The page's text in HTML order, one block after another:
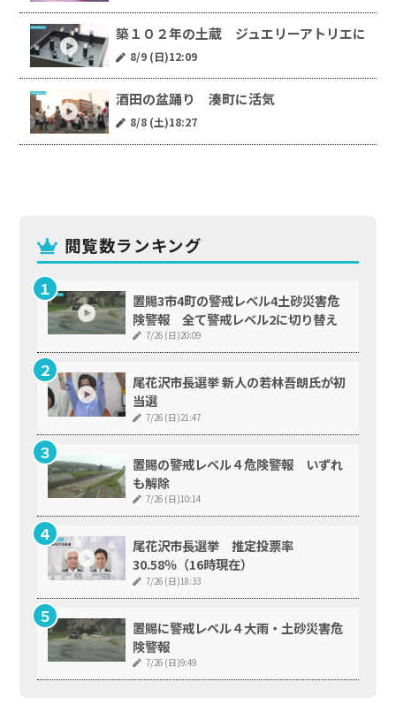
閲覧数ランキング
置賜3市4町の警戒レベル4土砂災害危
険警報 全て警戒レベル2に切り替え
7/26 (日)20:09
尾花沢市長選挙 新人の若林吾朗氏が初
当選
7/26 (日)21:47
置賜の警戒レベル４危険警報 いずれ
も解除
7/26 (日)10:14
尾花沢市長選挙 推定投票率
30.58％（16時現在）
7/26 (日)18:33
置賜に警戒レベル４大雨・土砂災害危
険警報
7/26 (日)9:49
築１０２年の土蔵 ジュエリーアトリエに
8/9 (日)12:09
酒田の盆踊り 湊町に活気
8/8 (土)18:27